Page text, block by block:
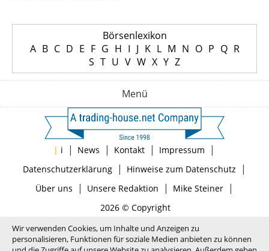
Börsenlexikon
A B C D E F G H I J K L M N O P Q R
S T U V W X Y Z
Menü
| i | News | Kontakt | Impressum |
Datenschutzerklärung| Hinweise zum Datenschutz |
Über uns | Unsere Redaktion | Mike Steiner|
2026 © Copyright
Wir verwenden Cookies, um Inhalte und Anzeigen zu
personalisieren, Funktionen für soziale Medien anbieten zu können